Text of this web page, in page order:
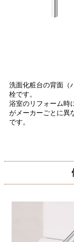
洗面化粧台の背面（
栓です。
浴室のリフォーム時
がメーカーごとに異
です。